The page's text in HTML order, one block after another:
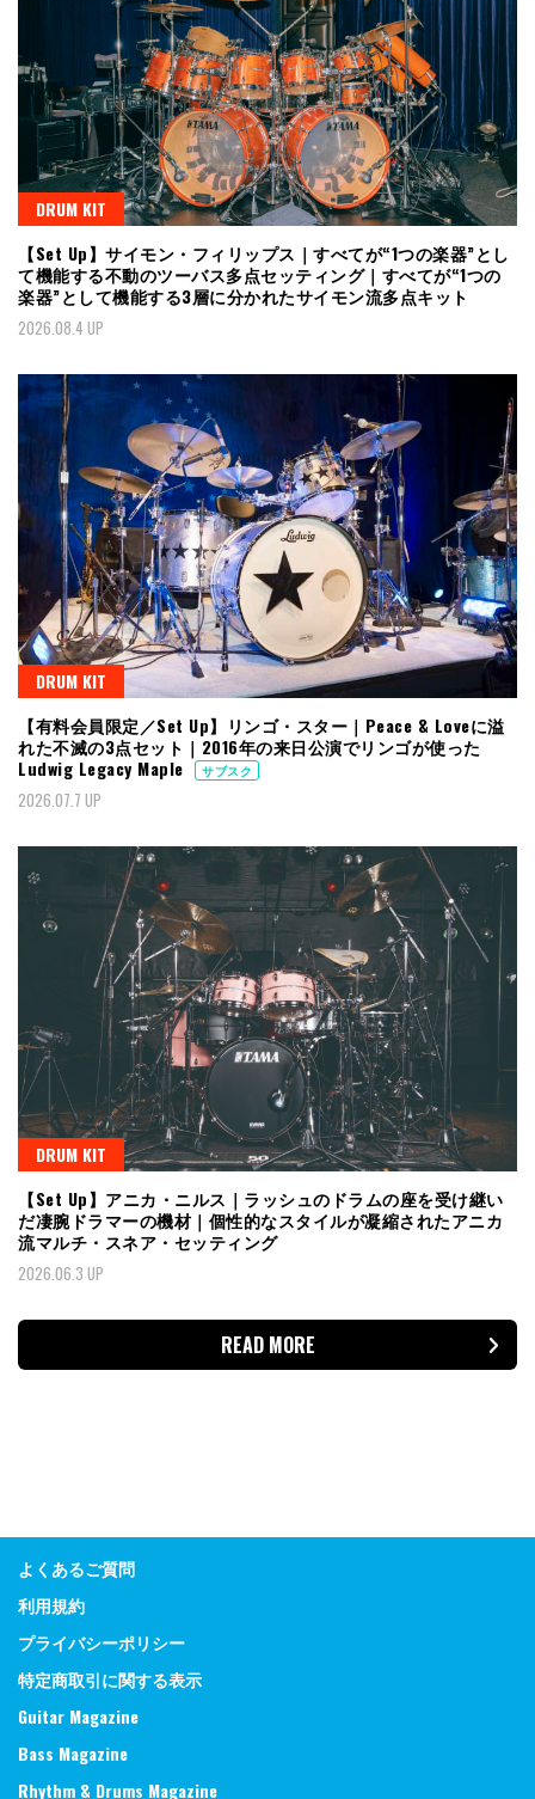
DRUM KIT
【Set Up】サイモン・フィリップス｜すべてが“1つの楽器”とし
て機能する不動のツーバス多点セッティング｜すべてが“1つの
楽器”として機能する3層に分かれたサイモン流多点キット
2026.08.4 UP
DRUM KIT
【有料会員限定／Set Up】リンゴ・スター｜Peace & Loveに溢
れた不滅の3点セット｜2016年の来日公演でリンゴが使った
Ludwig Legacy Maple
サブスク
2026.07.7 UP
DRUM KIT
【Set Up】アニカ・ニルス｜ラッシュのドラムの座を受け継い
だ凄腕ドラマーの機材｜個性的なスタイルが凝縮されたアニカ
流マルチ・スネア・セッティング
2026.06.3 UP
READ MORE
よくあるご質問
利用規約
プライバシーポリシー
特定商取引に関する表示
Guitar Magazine
Bass Magazine
Rhythm & Drums Magazine